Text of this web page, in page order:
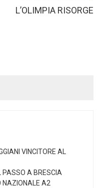
L’OLIMPIA RISORGE
VINCITORE AL
PASSO A BRESCIA
NAZIONALE A2